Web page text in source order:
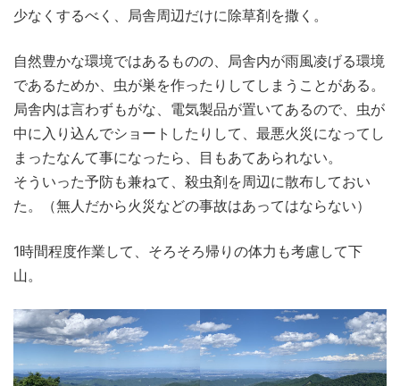
少なくするべく、局舎周辺だけに除草剤を撒く。
自然豊かな環境ではあるものの、局舎内が雨風凌げる環境
であるためか、虫が巣を作ったりしてしまうことがある。
局舎内は言わずもがな、電気製品が置いてあるので、虫が
中に入り込んでショートしたりして、最悪火災になってし
まったなんて事になったら、目もあてあられない。
そういった予防も兼ねて、殺虫剤を周辺に散布しておい
た。（無人だから火災などの事故はあってはならない）
1時間程度作業して、そろそろ帰りの体力も考慮して下
山。